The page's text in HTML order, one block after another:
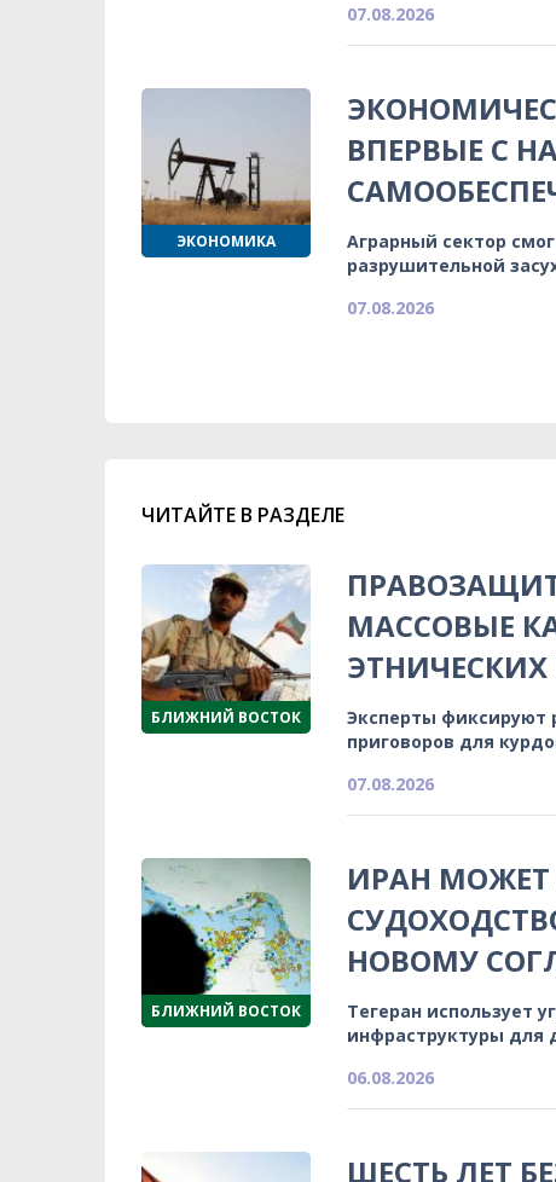
07.08.2026
ЭКОНОМИКА
ВПЕРВЫЕ С
Аграрный сектор
разрушительной
07.08.2026
ЧИТАЙТЕ В РАЗДЕЛЕ
БЛИЖНИЙ ВОСТОК
МАССОВЫЕ
Эксперты фиксируют
приговоров для
07.08.2026
БЛИЖНИЙ ВОСТОК
ИРАН
НОВОМУ
Тегеран использует
инфраструктуры для
06.08.2026
ШЕСТЬ ЛЕТ